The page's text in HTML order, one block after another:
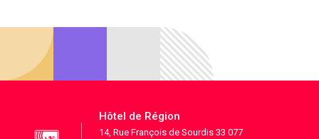
Hôtel de Région
14, Rue François de Sourdis 33 077